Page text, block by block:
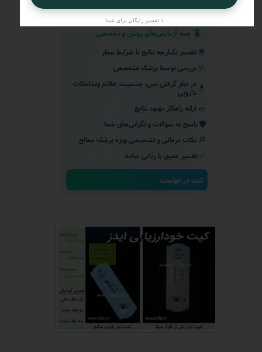
3️⃣دریافت تفسیر تخصصی
🧪 همه آزمایش‌های روتین و تخصصی
🌟 تفسیر یکپارچه نتایج با شرایط بیمار
🩺 بررسی توسط پزشک متخصص
💊 در نظر گرفتن سن، جنسیت، علائم وتداخلات
دارویی
🥗 ارائه راهکار بهبود نتایج
🛡️ پاسخ به سؤالات و نگرانی‌های شما
🔎 نکات درمانی و تشخیصی ویژه پزشک معالج
تفسیر عمیق با زبانی ساده
ثبت درخواست
۱ تفسیر رایگان برای شما